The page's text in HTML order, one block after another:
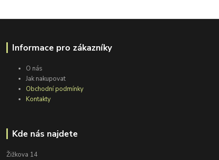
Informace pro zákazníky
O nás
Jak nakupovat
Obchodní podmínky
Kontakty
Kde nás najdete
Žižkova 14